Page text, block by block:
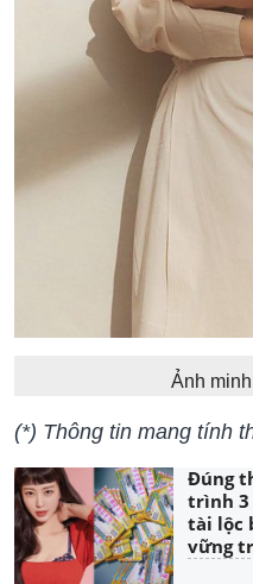
Ảnh
(*) Thông tin mang tính
Đúng
trình 3
tài lộc
vững